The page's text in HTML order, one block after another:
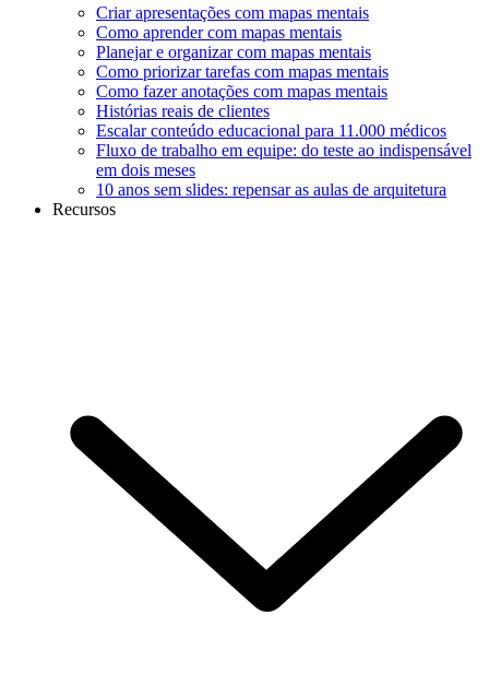
Criar apresentações com mapas mentais
Como aprender com mapas mentais
Planejar e organizar com mapas mentais
Como priorizar tarefas com mapas mentais
Como fazer anotações com mapas mentais
Histórias reais de clientes
Escalar conteúdo educacional para 11.000 médicos
Fluxo de trabalho em equipe: do teste ao indispensável
em dois meses
10 anos sem slides: repensar as aulas de arquitetura
Recursos